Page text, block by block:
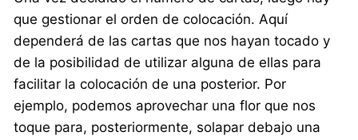
que gestionar el orden de colocación. Aquí
dependerá de las cartas que nos hayan tocado y
de la posibilidad de utilizar alguna de ellas para
facilitar la colocación de una posterior. Por
ejemplo, podemos aprovechar una flor que nos
toque para, posteriormente, solapar debajo una